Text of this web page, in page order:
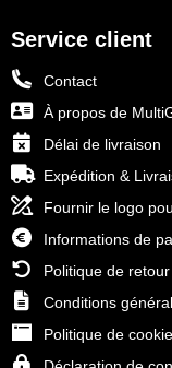
Service client
Contact
À propos de
Délai de livraison
Expédition &
Fournir le logo
Informations de
Politique de retour
Conditions
Politique de